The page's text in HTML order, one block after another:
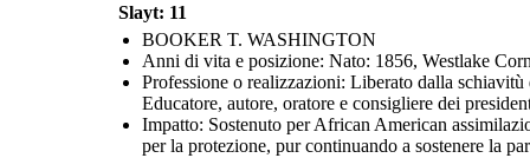
Slayt: 11
BOOKER T. WASHINGTON
Anni di vita e posizione: Nato: 1856, Westlake
Professione o realizzazioni: Liberato dalla
Educatore, autore, oratore e consigliere dei
Impatto: Sostenuto per African American
per la protezione, pur continuando a sostenere la